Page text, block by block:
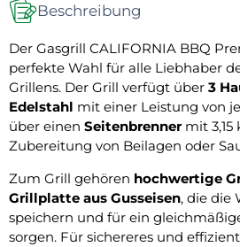
Beschreibung
Der Gasgrill CALIFORNIA BBQ
perfekte Wahl für alle Liebhaber
Grillens. Der Grill verfügt über 3
Edelstahl mit einer Leistung von
über einen Seitenbrennermit 3,15
Zubereitung von Beilagen oder
Zum Grill gehören hochwertige
Grillplatte aus Gusseisen, die die
speichern und für ein
sorgen. Für sichereres und